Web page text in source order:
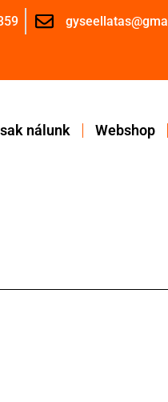
nálunk Webshop